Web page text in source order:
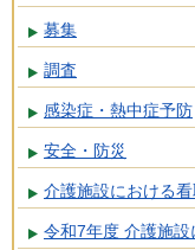
募集
調査
感染症・熱中症予防
安全・防災
介護施設における
令和7年度 介護施